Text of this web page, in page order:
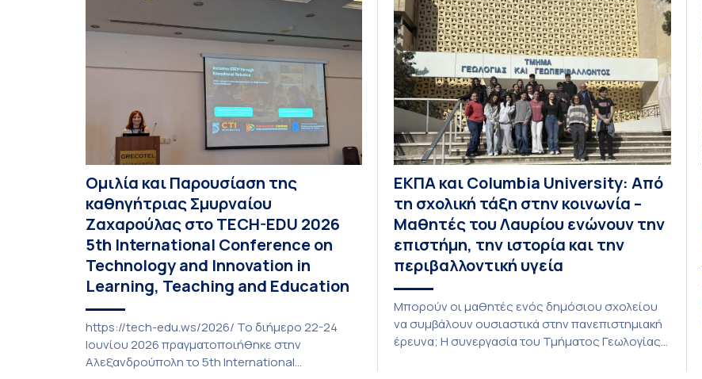
Ομιλία και Παρουσίαση της
καθηγήτριας Σμυρναίου
Ζαχαρούλας στο TECH-EDU 2026
5th International Conference on
Technology and Innovation in
Learning, Teaching and Education
https://tech-edu.ws/2026/ Το διήμερο 22-24
Ιουνίου 2026 πραγματοποιήθηκε στην
Αλεξανδρούπολη το 5th International
ΕΚΠΑ και Columbia University: Από
τη σχολική τάξη στην κοινωνία –
Μαθητές του Λαυρίου ενώνουν την
επιστήμη, την ιστορία και την
περιβαλλοντική υγεία
Μπορούν οι μαθητές ενός δημόσιου σχολείου
να συμβάλουν ουσιαστικά στην πανεπιστημιακή
έρευνα; Η συνεργασία του Τμήματος Γεωλογίας